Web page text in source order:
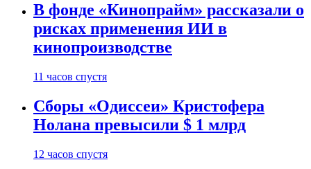
В фонде «Кинопрайм» рассказали о
рисках применения ИИ в
кинопроизводстве
11 часов спустя
Сборы «Одиссеи» Кристофера
Нолана превысили $ 1 млрд
12 часов спустя